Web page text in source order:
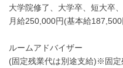
大学院修了、大学卒、短大卒
月給250,000円(基本給
ルームアドバイザー
(固定残業代は別途支給)※固